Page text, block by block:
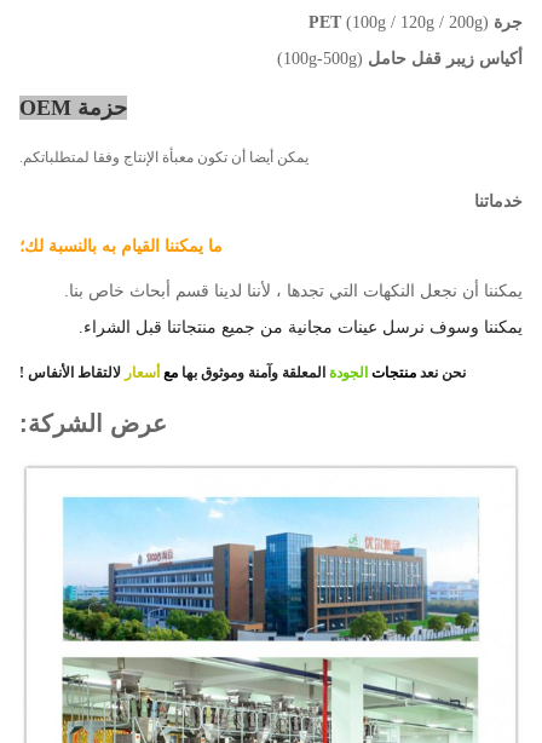
جرة PET (100g / 120g / 200g)
أكياس زيبر قفل حامل (100g-500g)
حزمة OEM
يمكن أيضا أن تكون معبأة الإنتاج وفقا لمتطلباتكم.
خدماتنا
ما يمكننا القيام به بالنسبة لك؛
يمكننا أن نجعل النكهات التي تجدها ، لأننا لدينا قسم أبحاث خاص بنا.
يمكننا وسوف نرسل عينات مجانية من جميع منتجاتنا قبل الشراء.
نحن نعد منتجات الجودة المعلقة وآمنة وموثوق بها مع أسعار لالتقاط الأنفاس !
عرض الشركة: